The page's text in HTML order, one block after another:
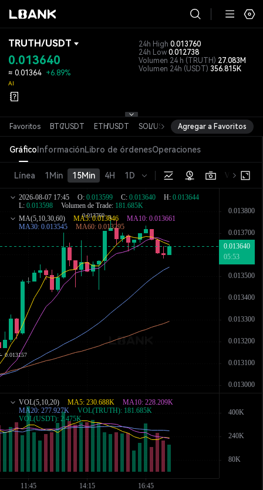
TRUTH/USDT
0.013640
≈ 0.01364 +6.89%
AI
24h High 0.013760
24h Low 0.012738
Volumen 24 h (TRUTH) 27.083M
Volumen 24h (USDT) 356.815K
Favoritos BTC/USDT ETH/USDT SOL/USDT XRP/USDT DOGE/
Agregar a Favoritos
GráficoInformaciónLibro de órdenesOperaciones
Línea 1Min 15Min 4H 1D Versión